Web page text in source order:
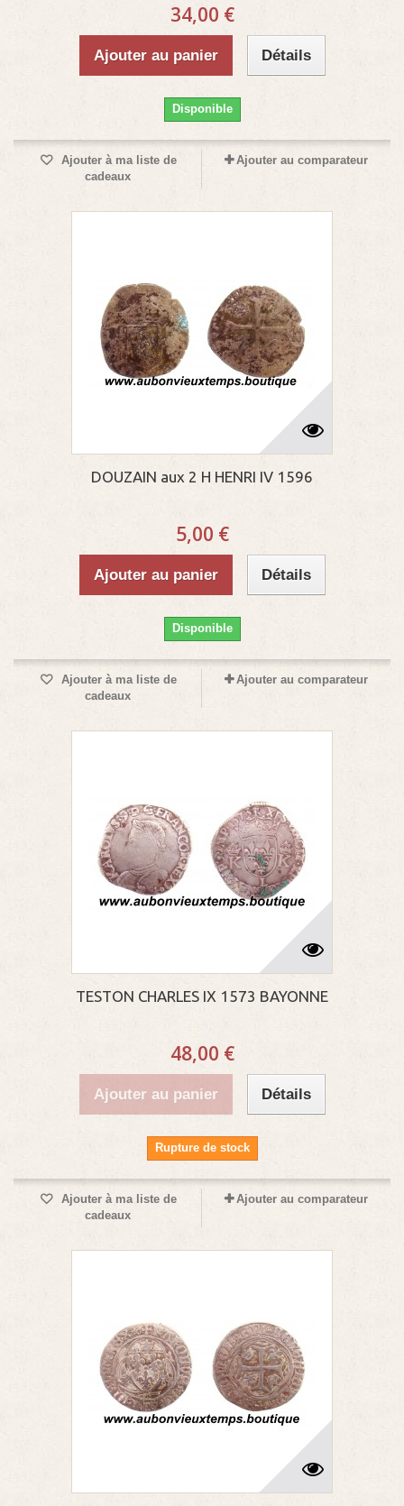
34,00 €
Ajouter au panier Détails
Disponible
Ajouter à ma liste de
cadeaux
Ajouter au comparateur
DOUZAIN aux 2 H HENRI IV 1596
5,00 €
Ajouter au panier Détails
Disponible
Ajouter à ma liste de
cadeaux
Ajouter au comparateur
TESTON CHARLES IX 1573 BAYONNE
48,00 €
Ajouter au panier Détails
Rupture de stock
Ajouter à ma liste de
cadeaux
Ajouter au comparateur